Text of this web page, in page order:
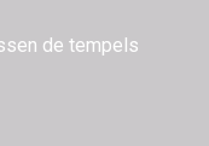
de tempels